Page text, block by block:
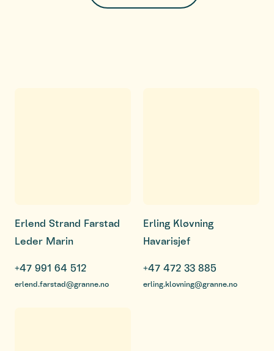
Erlend Strand Farstad
Leder Marin
+47 991 64 512
erlend.farstad@granne.no
Erling Kløvning
Havarisjef
+47 472 33 885
erling.klovning@granne.no